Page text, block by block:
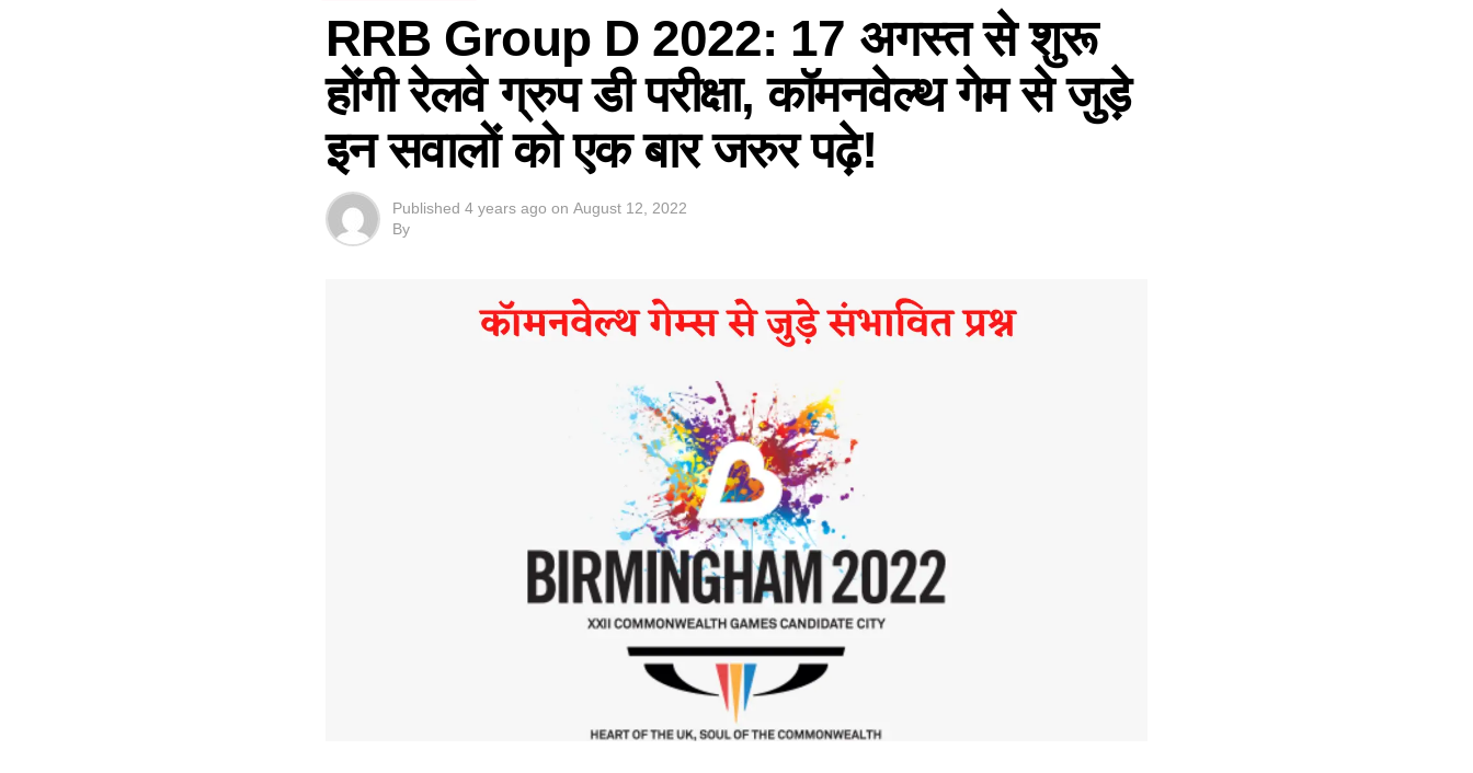
RRB Group D 2022: 17 अगस्त से शुरू
होंगी रेलवे ग्रुप डी परीक्षा, कॉमनवेल्थ गेम से जुड़े
इन सवालों को एक बार जरुर पढ़े!
Published 4 years ago on August 12, 2022
By